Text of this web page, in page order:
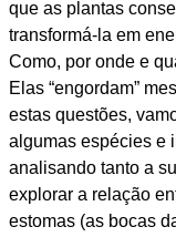
que as plantas
transformá-la em
Como, por onde e
Elas “engordam”
estas questões,
algumas espécies e
analisando tanto a
explorar a relação
estomas (as bocas